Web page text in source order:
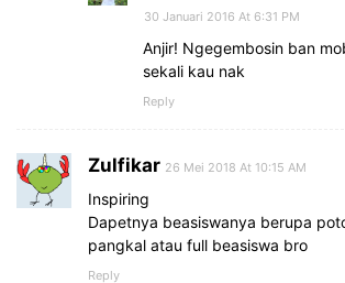
30 Januari 2016 At 6:31 PM
Anjir! Ngegembosin ban
sekali kau nak
Reply
Zulfikar 26 Mei 2018 At 10:15 AM
Inspiring
Dapetnya beasiswanya berupa
pangkal atau full beasiswa bro
Reply